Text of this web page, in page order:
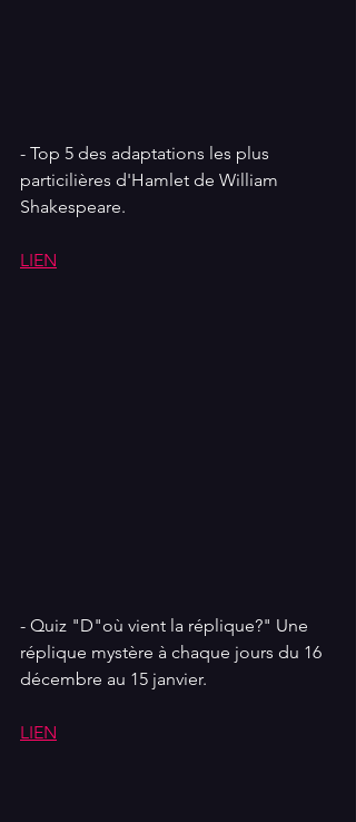
- Top 5 des adaptations les plus
particilières d'Hamlet de William
Shakespeare.
LIEN
- Quiz "D"où vient la réplique?" Une
réplique mystère à chaque jours du 16
décembre au 15 janvier.
LIEN